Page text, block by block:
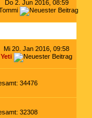
Do 2. Jun 2016, 08:59
Mi 20. Jan 2016, 09:58
Yeti
34476
32308